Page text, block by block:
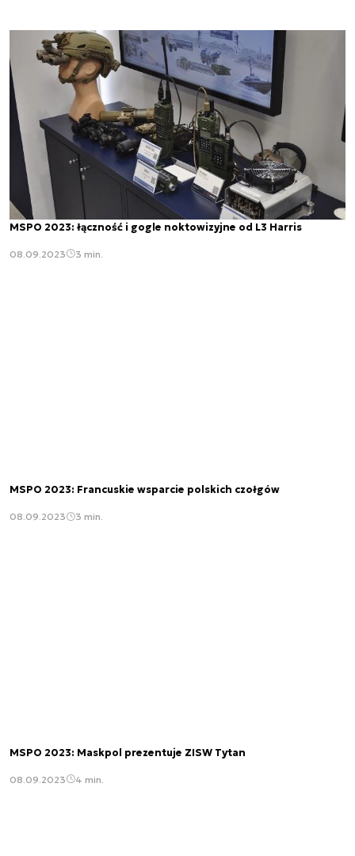
MSPO 2023: łączność i gogle noktowizyjne od L3 Harris
08.09.2023 3 min.
MSPO 2023: Francuskie wsparcie polskich czołgów
08.09.2023 3 min.
MSPO 2023: Maskpol prezentuje ZISW Tytan
08.09.2023 4 min.